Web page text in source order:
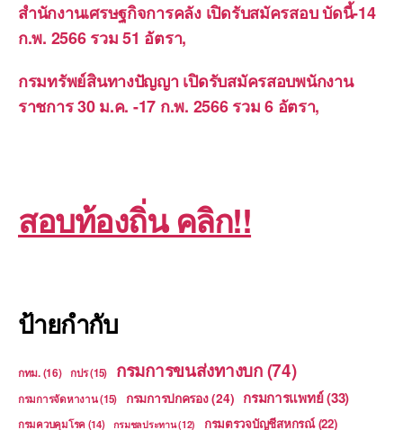
สำนักงานเศรษฐกิจการคลัง เปิดรับสมัครสอบ บัดนี้-14
ก.พ. 2566 รวม 51 อัตรา,
กรมทรัพย์สินทางปัญญา เปิดรับสมัครสอบพนักงาน
ราชการ 30 ม.ค. -17 ก.พ. 2566 รวม 6 อัตรา,
สอบท้องถิ่น คลิก!!
ป้ายกำกับ
กทม.(16) กปร(15) กรมการขนส่งทางบก(74)
กรมการจัดหางาน(15) กรมการปกครอง(24) กรมการแพทย์(33)
กรมควบคุมโรค (14) กรมชลประทาน(12) กรมตรวจบัญชีสหกรณ์(22)